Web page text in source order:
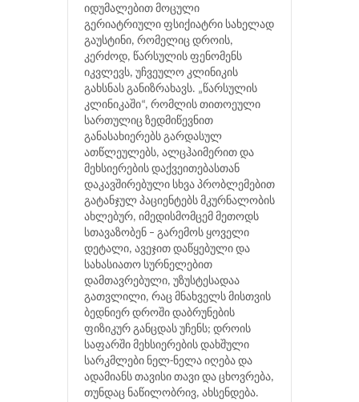
იდუმალებით მოცული
გერიატრიული ფსიქიატრი სახელად
გაუსტინი, რომელიც დროის,
კერძოდ, წარსულის ფენომენს
იკვლევს, უჩვეულო კლინიკის
გახსნას განიზრახავს. „წარსულის
კლინიკაში“, რომლის თითოეული
სართულიც ზედმიწევნით
განასახიერებს გარდასულ
ათწლეულებს, ალცჰაიმერით და
მეხსიერების დაქვეითებასთან
დაკავშირებული სხვა პრობლემებით
გატანჯულ პაციენტებს მკურნალობის
ახლებურ, იმედისმომცემ მეთოდს
სთავაზობენ – გარემოს ყოველი
დეტალი, ავეჯით დაწყებული და
სახასიათო სურნელებით
დამთავრებული, უზუსტესადაა
გათვლილი, რაც მნახველს მისთვის
ბედნიერ დროში დაბრუნების
ფიზიკურ განცდას უჩენს; დროის
საფარში მეხსიერების დახშული
სარკმლები ნელ-ნელა იღება და
ადამიანს თავისი თავი და ცხოვრება,
თუნდაც ნაწილობრივ, ახსენდება.